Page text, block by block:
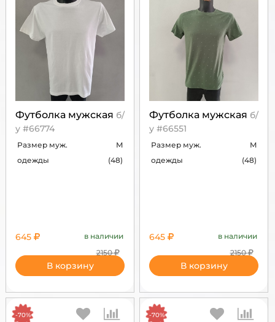
Футболка мужская б/
у #66774
Размер муж.
одежды
M
(48)
645
в наличии
2150
В корзину
Футболка мужская б/
у #66551
Размер муж.
одежды
M
(48)
645
в наличии
2150
В корзину
-70% -70%